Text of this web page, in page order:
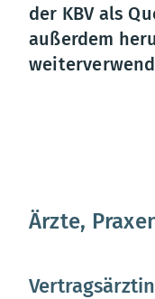
der KBV als
außerdem
Ärzte,